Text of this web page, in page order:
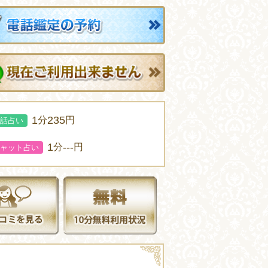
占い 1分235円
ット占い 1分---円